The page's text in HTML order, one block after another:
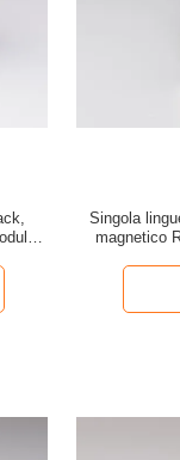
Singola
magnetico